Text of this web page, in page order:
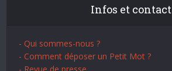
Infos et contact
- Qui sommes-nous ?
- Comment déposer un Petit Mot ?